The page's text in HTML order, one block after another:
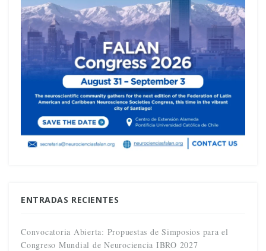
ENTRADAS RECIENTES
Convocatoria Abierta: Propuestas de Simposios para el
Congreso Mundial de Neurociencia IBRO 2027